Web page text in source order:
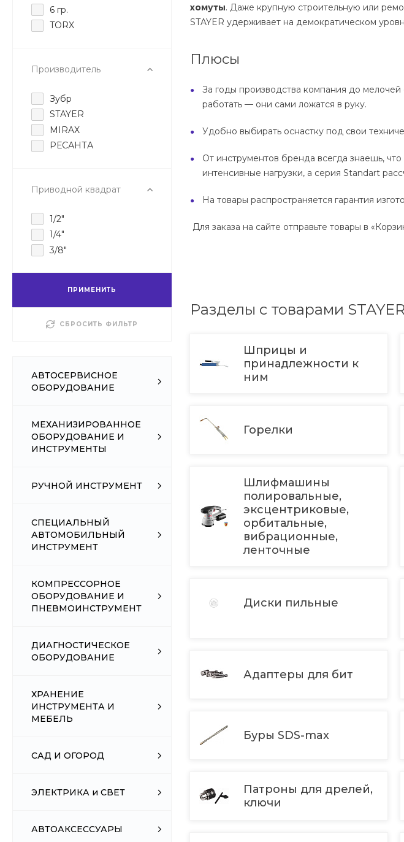
6 гр.
TORX
Производитель
Зубр
STAYER
MIRAX
РЕСАНТА
Приводной квадрат
1/2"
1/4"
3/8"
ПРИМЕНИТЬ
СБРОСИТЬ ФИЛЬТР
АВТОСЕРВИСНОЕ
ОБОРУДОВАНИЕ
МЕХАНИЗИРОВАННОЕ
ОБОРУДОВАНИЕ И
ИНСТРУМЕНТЫ
РУЧНОЙ ИНСТРУМЕНТ
СПЕЦИАЛЬНЫЙ
АВТОМОБИЛЬНЫЙ
ИНСТРУМЕНТ
КОМПРЕССОРНОЕ
ОБОРУДОВАНИЕ И
ПНЕВМОИНСТРУМЕНТ
ДИАГНОСТИЧЕСКОЕ
ОБОРУДОВАНИЕ
ХРАНЕНИЕ
ИНСТРУМЕНТА И
МЕБЕЛЬ
САД И ОГОРОД
ЭЛЕКТРИКА и СВЕТ
АВТОАКСЕССУАРЫ
хомуты. Даже крупную строительную или
STAYER удерживает на демократическом
Плюсы
За годы производства компания до
работать — они сами ложатся в руку.
Удобно выбирать оснастку под свои
От инструментов бренда всегда знаешь,
интенсивные нагрузки, а серия Standart
На товары распространяется гарантия
Для заказа на сайте отправьте товары в
Разделы с товарами STAYER
Шприцы и
принадлежности к
ним
Горелки
Шлифмашины
полировальные,
эксцентриковые,
орбитальные,
вибрационные,
ленточные
Диски пильные
Адаптеры для бит
Буры SDS-max
Патроны для дрелей,
ключи